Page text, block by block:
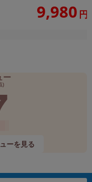
9,980 円
ー
)
ーを見る